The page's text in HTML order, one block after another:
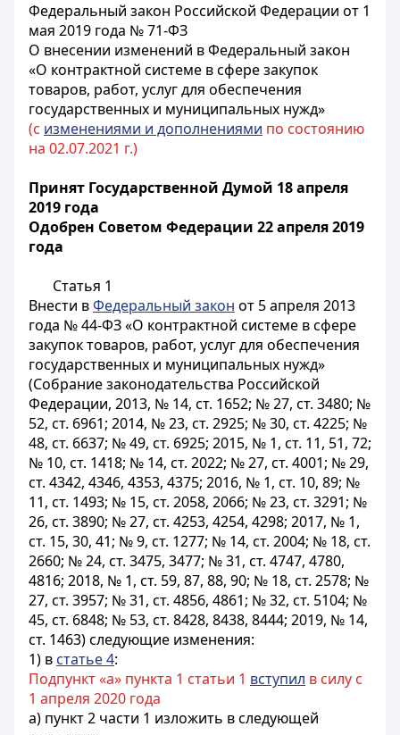
Федеральный закон Российской Федерации от 1
мая 2019 года № 71-ФЗ
О внесении изменений в Федеральный закон
«О контрактной системе в сфере закупок
товаров, работ, услуг для обеспечения
государственных и муниципальных нужд»
(с изменениями и дополнениями по состоянию
на 02.07.2021 г.)
Принят Государственной Думой 18 апреля
2019 года
Одобрен Советом Федерации 22 апреля 2019
года
Статья 1
Внести вФедеральный закон от 5 апреля 2013
года № 44-ФЗ «О контрактной системе в сфере
закупок товаров, работ, услуг для обеспечения
государственных и муниципальных нужд»
(Собрание законодательства Российской
Федерации, 2013, № 14, ст. 1652; № 27, ст. 3480; №
52, ст. 6961; 2014, № 23, ст. 2925; № 30, ст. 4225; №
48, ст. 6637; № 49, ст. 6925; 2015, № 1, ст. 11, 51, 72;
№ 10, ст. 1418; № 14, ст. 2022; № 27, ст. 4001; № 29,
ст. 4342, 4346, 4353, 4375; 2016, № 1, ст. 10, 89; №
11, ст. 1493; № 15, ст. 2058, 2066; № 23, ст. 3291; №
26, ст. 3890; № 27, ст. 4253, 4254, 4298; 2017, № 1,
ст. 15, 30, 41; № 9, ст. 1277; № 14, ст. 2004; № 18, ст.
2660; № 24, ст. 3475, 3477; № 31, ст. 4747, 4780,
4816; 2018, № 1, ст. 59, 87, 88, 90; № 18, ст. 2578; №
27, ст. 3957; № 31, ст. 4856, 4861; № 32, ст. 5104; №
45, ст. 6848; № 53, ст. 8428, 8438, 8444; 2019, № 14,
ст. 1463) следующие изменения:
1) в статье 4:
Подпункт «а» пункта 1 статьи 1 вступил в силу с
1 апреля 2020 года
а) пункт 2 части 1 изложить в следующей